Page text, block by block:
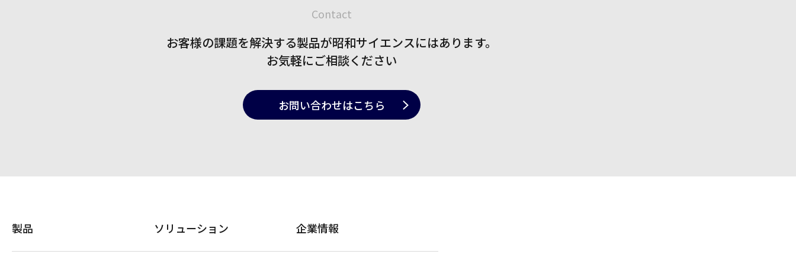
Contact
お客様の課題を解決する製品が昭和サイエンスにはあります。
お気軽にご相談ください
お問い合わせはこちら
製品 ソリューション 企業情報